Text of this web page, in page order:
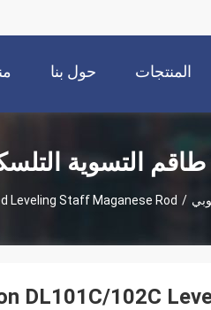
حول بنا المنتجات
طاقم التسوية
/
Leveling Staff Maganese Rod
DL101C/102C